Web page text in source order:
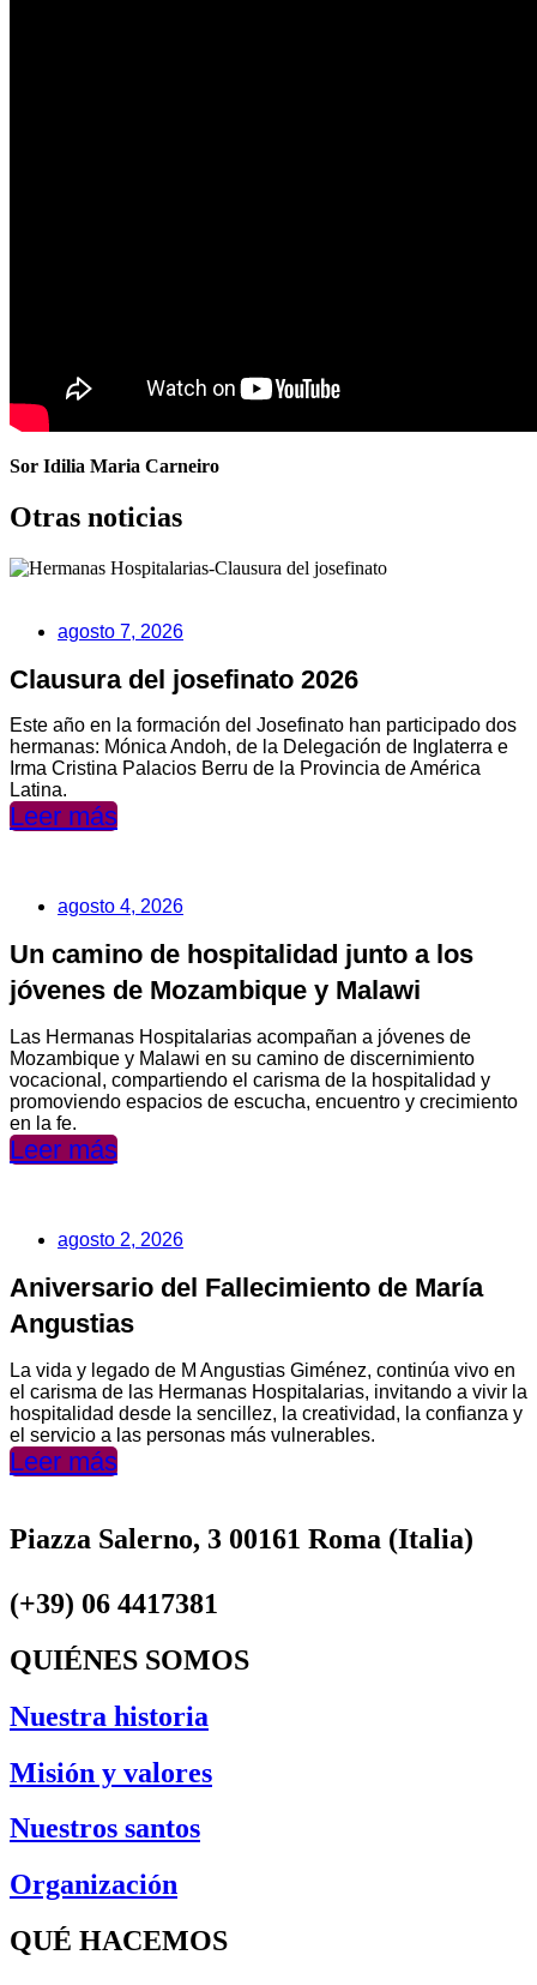
Sor Idilia Maria Carneiro
Otras noticias
agosto 7, 2026
Clausura del josefinato 2026
Este año en la formación del Josefinato han participado dos
hermanas: Mónica Andoh, de la Delegación de Inglaterra e
Irma Cristina Palacios Berru de la Provincia de América
Latina.
Leer más
agosto 4, 2026
Un camino de hospitalidad junto a los
jóvenes de Mozambique y Malawi
Las Hermanas Hospitalarias acompañan a jóvenes de
Mozambique y Malawi en su camino de discernimiento
vocacional, compartiendo el carisma de la hospitalidad y
promoviendo espacios de escucha, encuentro y crecimiento
en la fe.
Leer más
agosto 2, 2026
Aniversario del Fallecimiento de María
Angustias
La vida y legado de M Angustias Giménez, continúa vivo en
el carisma de las Hermanas Hospitalarias, invitando a vivir la
hospitalidad desde la sencillez, la creatividad, la confianza y
el servicio a las personas más vulnerables.
Leer más
Piazza Salerno, 3 00161 Roma (Italia)
(+39) 06 4417381
QUIÉNES SOMOS
Nuestra historia
Misión y valores
Nuestros santos
Organización
QUÉ HACEMOS